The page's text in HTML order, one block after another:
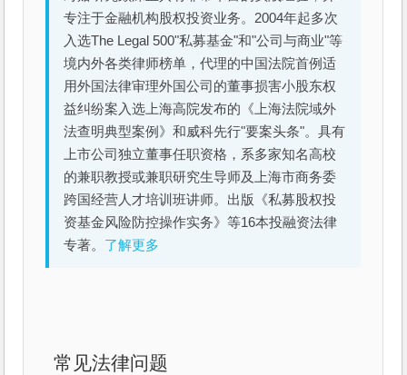
专注于金融机构股权投资业务。2004年起多次
入选The Legal 500"私募基金"和"公司与商业"等
境内外各类律师榜单，代理的中国法院首例适
用外国法律审理外国公司的董事损害小股东权
益纠纷案入选上海高院发布的《上海法院域外
法查明典型案例》和威科先行"要案头条"。具有
上市公司独立董事任职资格，系多家知名高校
的兼职教授或兼职研究生导师及上海市商务委
跨国经营人才培训班讲师。出版《私募股权投
资基金风险防控操作实务》等16本投融资法律
专著。 了解更多
常见法律问题